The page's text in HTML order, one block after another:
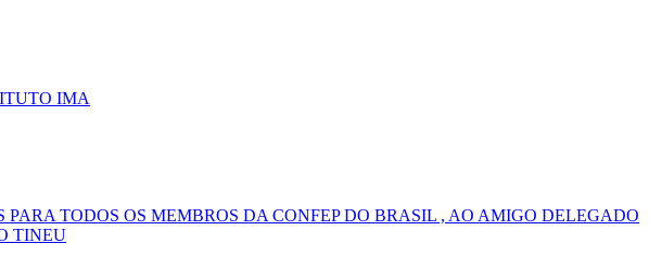
IMA
TODOS OS MEMBROS DA CONFEP DO BRASIL , AO AMIGO DELEGADO
TINEU